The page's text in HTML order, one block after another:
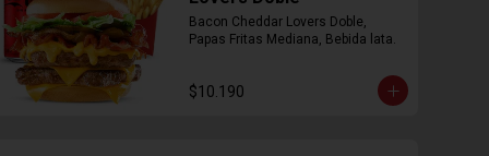
Bacon Cheddar Lovers Doble,
Papas Fritas Mediana, Bebida lata.
$10.190